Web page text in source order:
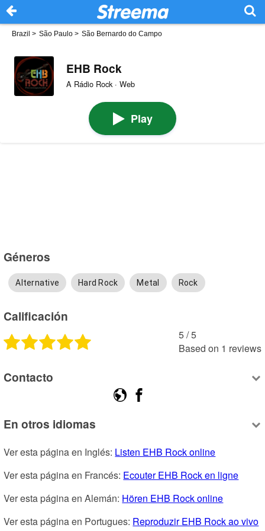
Brazil > São Paulo > São Bernardo do Campo
EHB Rock
A Rádio Rock · Web
Play
Géneros
Alternative Hard Rock Metal Rock
Calificación
5 /5
Based on 1 reviews
Contacto
En otros idiomas
Ver esta página en Inglés: Listen EHB Rock online
Ver esta página en Francés: Ecouter EHB Rock en ligne
Ver esta página en Alemán: Hören EHB Rock online
Ver esta página en Portugues: Reproduzir EHB Rock ao vivo